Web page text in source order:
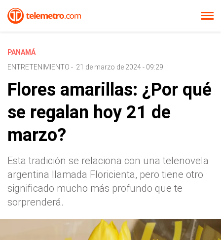
PANAMÁ
ENTRETENIMIENTO - 21 de marzo de 2024 - 09:29
Flores amarillas: ¿Por qué
se regalan hoy 21 de
marzo?
Esta tradición se relaciona con una telenovela
argentina llamada Floricienta, pero tiene otro
significado mucho más profundo que te
sorprenderá.